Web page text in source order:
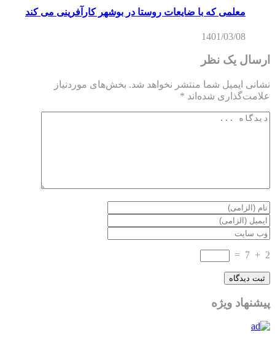
معلمی که با ضایعات روستا در بوشهر کارآفرینی می کند
1401/03/08
ارسال یک نظر
نشانی ایمیل شما منتشر نخواهد شد. بخش‌های موردنیاز
علامت‌گذاری شده‌اند *
2
+
7
=
پیشنهاد ویژه